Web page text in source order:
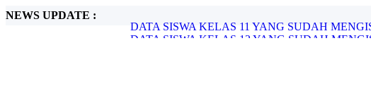
NEWS UPDATE :
DATA SISWA KELAS 11 YANG SUDAH
DATA SISWA KELAS 12 YANG SUDAH